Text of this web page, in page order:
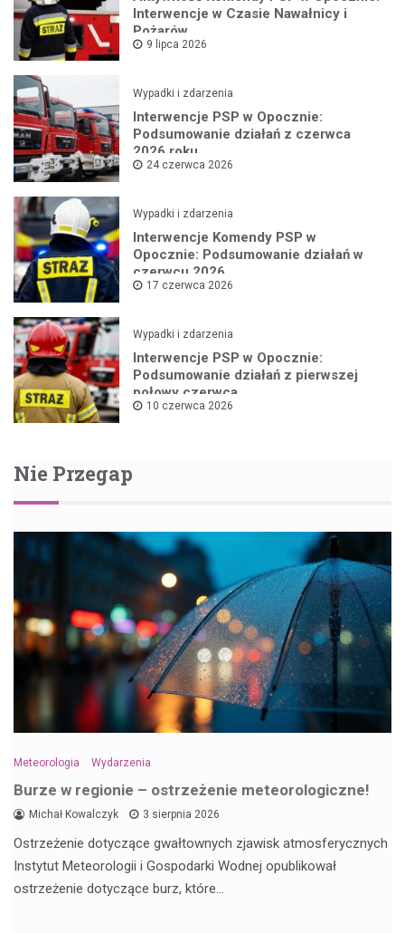
Interwencje w Czasie Nawałnicy i
Pożarów
9 lipca 2026
Wypadki i zdarzenia
Interwencje PSP w Opocznie:
Podsumowanie działań z czerwca
2026 roku
24 czerwca 2026
Wypadki i zdarzenia
Interwencje Komendy PSP w
Opocznie: Podsumowanie działań w
czerwcu 2026
17 czerwca 2026
Wypadki i zdarzenia
Interwencje PSP w Opocznie:
Podsumowanie działań z pierwszej
połowy czerwca
10 czerwca 2026
Nie Przegap
Meteorologia Wydarzenia
Burze w regionie – ostrzeżenie meteorologiczne!
Michał Kowalczyk 3 sierpnia 2026
Ostrzeżenie dotyczące gwałtownych zjawisk atmosferycznych
Instytut Meteorologii i Gospodarki Wodnej opublikował
ostrzeżenie dotyczące burz, które…